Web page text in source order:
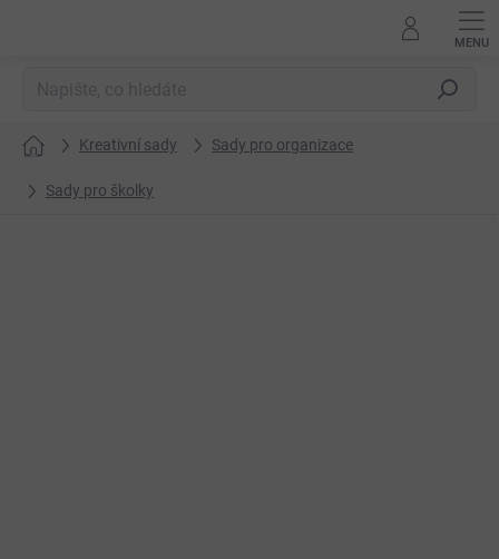
Hledat
Domů Kreativní sady Sady pro organizace
Sady pro školky